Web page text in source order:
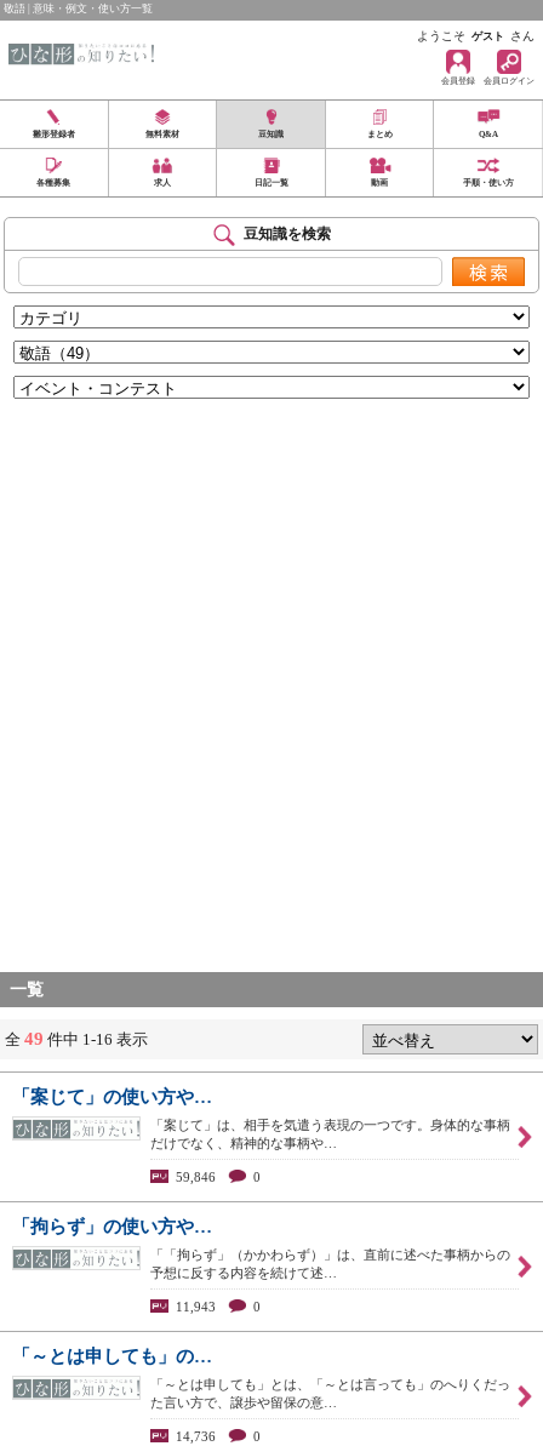
敬語 | 意味・例文・使い方一覧
ようこそ ゲスト さん
会員登録 会員ログイン
雛形登録者 無料素材 豆知識 まとめ Q&A
各種募集 求人 日記一覧 動画 手順・使い方
豆知識を検索
一覧
全 49 件中 1-16 表示
「案じて」の使い方や…
「案じて」は、相手を気遣う表現の一つです。身体的な事柄
だけでなく、精神的な事柄や…
59,846 0
「拘らず」の使い方や…
「「拘らず」（かかわらず）」は、直前に述べた事柄からの
予想に反する内容を続けて述…
11,943 0
「～とは申しても」の…
「～とは申しても」とは、「～とは言っても」のへりくだっ
た言い方で、譲歩や留保の意…
14,736 0